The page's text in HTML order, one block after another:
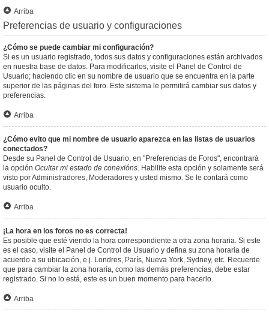
Arriba
Preferencias de usuario y configuraciones
¿Cómo se puede cambiar mi configuración?
Si es un usuario registrado, todos sus datos y configuraciones están archivados
en nuestra base de datos. Para modificarlos, visite el Panel de Control de
Usuario; haciendo clic en su nombre de usuario que se encuentra en la parte
superior de las páginas del foro. Este sistema le permitirá cambiar sus datos y
preferencias.
Arriba
¿Cómo evito que mi nombre de usuario aparezca en las listas de usuarios
conectados?
Desde su Panel de Control de Usuario, en "Preferencias de Foros", encontrará
la opción Ocultar mi estado de conexións. Habilite esta opción y solamente será
visto por Administradores, Moderadores y usted mismo. Se le contará como
usuario oculto.
Arriba
¡La hora en los foros no es correcta!
Es posible que esté viendo la hora correspondiente a otra zona horaria. Si este
es el caso, visite el Panel de Control de Usuario y defina su zona horaria de
acuerdo a su ubicación, e.j. Londres, París, Nueva York, Sydney, etc. Recuerde
que para cambiar la zona horaria, como las demás preferencias, debe estar
registrado. Si no lo está, este es un buen momento para hacerlo.
Arriba